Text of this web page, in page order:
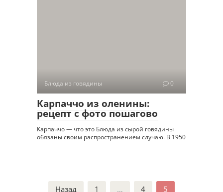
Блюда из говядины 0
Карпаччо из оленины:
рецепт с фото пошагово
Карпаччо — что это Блюда из сырой говядины
обязаны своим распространением случаю. В 1950
Назад 1 … 4 5